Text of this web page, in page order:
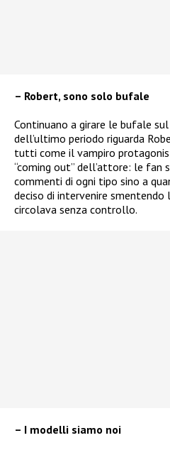
– Robert, sono solo bufale
Continuano a girare le bufale
dell’ultimo periodo riguarda
tutti come il vampiro
“coming out” dell’attore: le fan
commenti di ogni tipo sino a
deciso di intervenire
circolava senza controllo.
– I modelli siamo noi